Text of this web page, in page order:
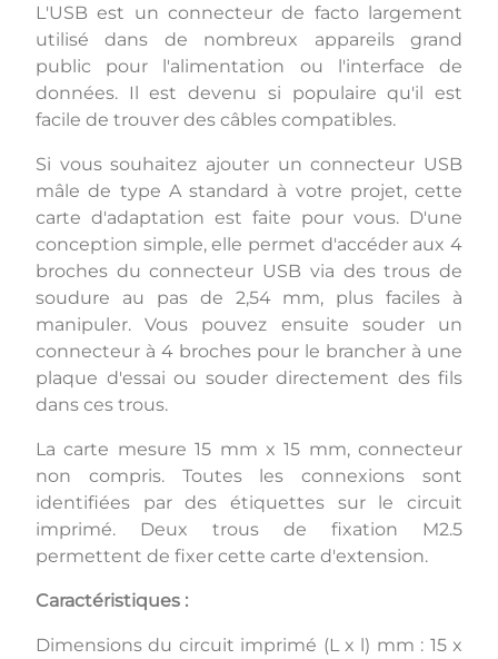
L'USB est un connecteur de facto largement
utilisé dans de nombreux appareils grand
public pour l'alimentation ou l'interface de
données. Il est devenu si populaire qu'il est
facile de trouver des câbles compatibles.
Si vous souhaitez ajouter un connecteur USB
mâle de type A standard à votre projet, cette
carte d'adaptation est faite pour vous. D'une
conception simple, elle permet d'accéder aux 4
broches du connecteur USB via des trous de
soudure au pas de 2,54 mm, plus faciles à
manipuler. Vous pouvez ensuite souder un
connecteur à 4 broches pour le brancher à une
plaque d'essai ou souder directement des fils
dans ces trous.
La carte mesure 15 mm x 15 mm, connecteur
non compris. Toutes les connexions sont
identifiées par des étiquettes sur le circuit
imprimé. Deux trous de fixation M2.5
permettent de fixer cette carte d'extension.
Caractéristiques :
Dimensions du circuit imprimé (L x l) mm : 15 x